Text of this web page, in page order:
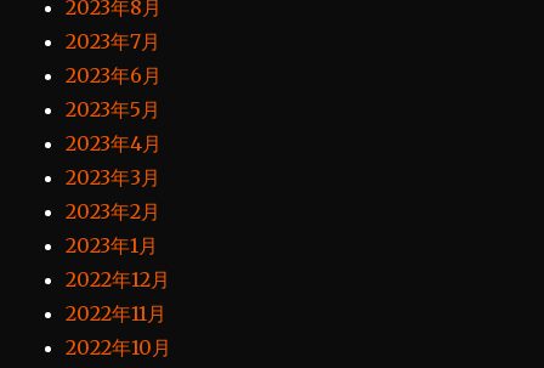
2023年8月
2023年7月
2023年6月
2023年5月
2023年4月
2023年3月
2023年2月
2023年1月
2022年12月
2022年11月
2022年10月